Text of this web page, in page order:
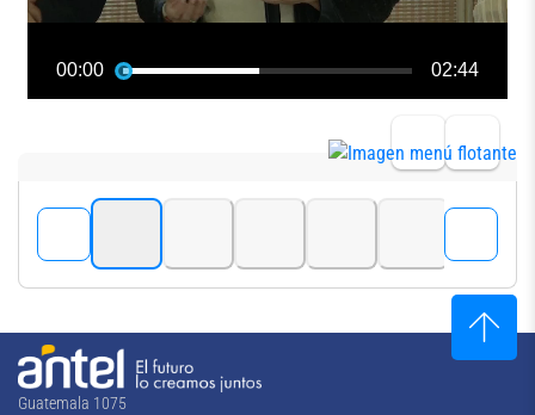
Guatemala 1075